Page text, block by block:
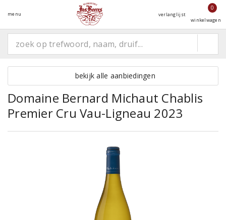
menu verlanglijst
0
winkelwagen
bekijk alle aanbiedingen
Domaine Bernard Michaut Chablis
Premier Cru Vau-Ligneau 2023